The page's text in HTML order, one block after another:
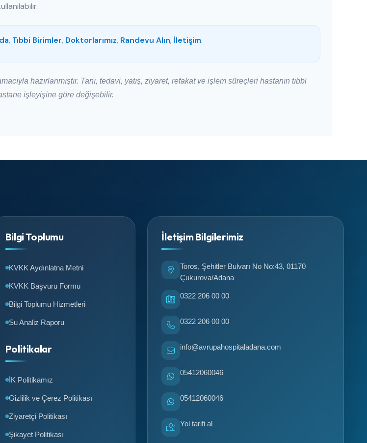
, Tıbbi Birimler, Doktorlarımız, Randevu Alın, İletişim.
hazırlanmıştır. Tanı, tedavi, yatış, ziyaret, refakat ve işlem süreçleri hastanın tıbbi
işleyişine göre değişebilir.
Bilgi Toplumu
KVKK Aydınlatna Metni
KVKK Başvuru Formu
Bilgi Toplumu Hizmetleri
Su Analiz Raporu
Politikalar
İK Politikamız
Gizlilik ve Çerez Politikası
Ziyaretçi Politikası
Şikayet Politikası
İletişim Bilgilerimiz
Toros, Şehitler Bulvarı No No:43, 01170
Çukurova/Adana
0322 206 00 00
0322 206 00 00
info@avrupahospitaladana.com
05412060046
05412060046
Yol tarifi al